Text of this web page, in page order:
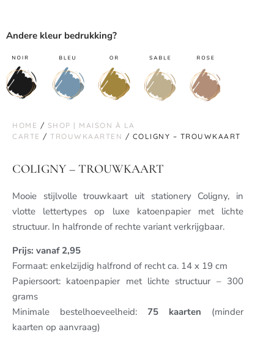
Andere kleur bedrukking?
HOME / SHOP | MAISON À LA
CARTE / TROUWKAARTEN / COLIGNY – TROUWKAART
COLIGNY – TROUWKAART
Mooie stijlvolle trouwkaart uit stationery Coligny, in
vlotte lettertypes op luxe katoenpapier met lichte
structuur. In halfronde of rechte variant verkrijgbaar.
Prijs: vanaf 2,95
Formaat: enkelzijdig halfrond of recht ca. 14 x 19 cm
Papiersoort: katoenpapier met lichte structuur – 300
grams
Minimale bestelhoeveelheid: 75 kaarten (minder
kaarten op aanvraag)